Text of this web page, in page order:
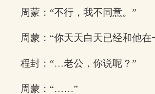
周蒙：“不行，我不同意。”
周蒙：“你天天白天已经和他
程封：“…老公，你说呢？”
周蒙：“……”